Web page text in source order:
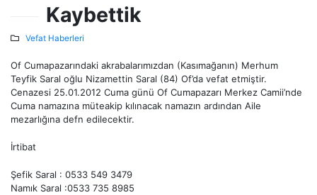
Kaybettik
Vefat Haberleri
Of Cumapazarındaki akrabalarımızdan (Kasımağanın) Merhum
Teyfik Saral oğlu Nizamettin Saral (84) Of’da vefat etmiştir.
Cenazesi 25.01.2012 Cuma günü Of Cumapazarı Merkez Camii’nde
Cuma namazına müteakip kılınacak namazın ardından Aile
mezarlığına defn edilecektir.
İrtibat
Şefik Saral : 0533 549 3479
Namık Saral :0533 735 8985